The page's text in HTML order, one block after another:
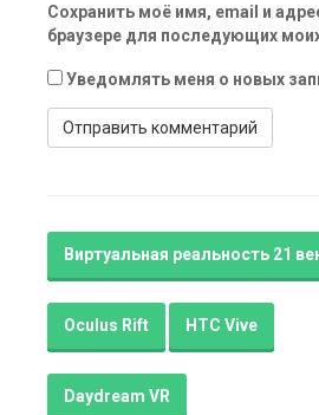
Сохранить моё имя, email и
браузере для последующих
Уведомлять меня о новых
Виртуальная реальность 21
Oculus Rift HTC Vive
Daydream VR